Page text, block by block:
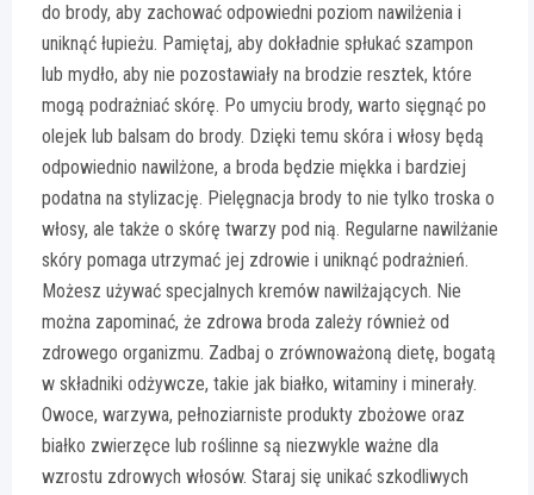
do brody, aby zachować odpowiedni poziom nawilżenia i
uniknąć łupieżu. Pamiętaj, aby dokładnie spłukać szampon
lub mydło, aby nie pozostawiały na brodzie resztek, które
mogą podrażniać skórę. Po umyciu brody, warto sięgnąć po
olejek lub balsam do brody. Dzięki temu skóra i włosy będą
odpowiednio nawilżone, a broda będzie miękka i bardziej
podatna na stylizację. Pielęgnacja brody to nie tylko troska o
włosy, ale także o skórę twarzy pod nią. Regularne nawilżanie
skóry pomaga utrzymać jej zdrowie i uniknąć podrażnień.
Możesz używać specjalnych kremów nawilżających. Nie
można zapominać, że zdrowa broda zależy również od
zdrowego organizmu. Zadbaj o zrównoważoną dietę, bogatą
w składniki odżywcze, takie jak białko, witaminy i minerały.
Owoce, warzywa, pełnoziarniste produkty zbożowe oraz
białko zwierzęce lub roślinne są niezwykle ważne dla
wzrostu zdrowych włosów. Staraj się unikać szkodliwych